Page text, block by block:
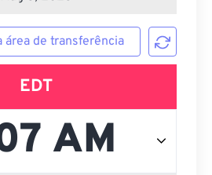
área de transferência
EDT